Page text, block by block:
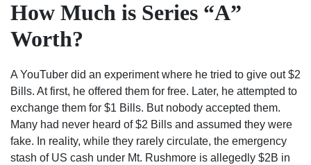
How Much is Series “A”
Worth?
A YouTuber did an experiment where he tried to give out $2
Bills. At first, he offered them for free. Later, he attempted to
exchange them for $1 Bills. But nobody accepted them.
Many had never heard of $2 Bills and assumed they were
fake. In reality, while they rarely circulate, the emergency
stash of US cash under Mt. Rushmore is allegedly $2B in